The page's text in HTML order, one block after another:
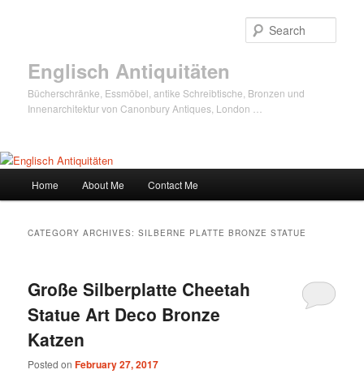
Englisch Antiquitäten
Bücherschränke, Essmöbel, antike Schreibtische, Bronzen und
Innenarchitektur von Canonbury Antiques, London …
Skip
content
Skip
content
Home About Me Contact Me
CATEGORY ARCHIVES:SILBERNE PLATTE BRONZE STATUE
Große Silberplatte Cheetah
Statue Art Deco Bronze
Katzen
Posted onFebruary 27, 2017